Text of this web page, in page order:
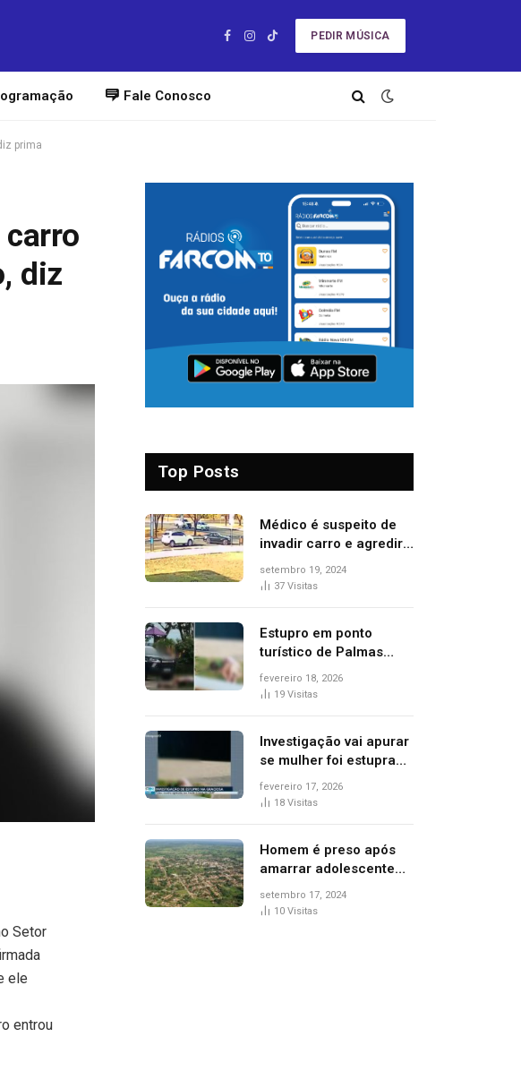
Facebook
Instagram
TikTok
PEDIR MÚSICA
Fale Conosco
prima
diz
Setor
ele
entrou
Top Posts
Médico é suspeito de
invadir carro e agredir
delegado aposentado
durante confusão no
setembro 19, 2024
37 Visitas
Estupro em ponto
turístico de Palmas
ocorreu em frente à
viatura e base de
fevereiro 18, 2026
19 Visitas
Investigação vai apurar
se mulher foi estuprada
na frente de base da
Guarda Metropolitana
fevereiro 17, 2026
18 Visitas
Homem é preso após
amarrar adolescente
suspeito de furto em
estaca de cerca e
setembro 17, 2024
10 Visitas